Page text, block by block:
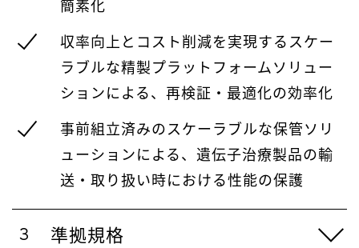
簡素化
収率向上とコスト削減を実現するスケー
ラブルな精製プラットフォームソリュー
ションによる、再検証・最適化の効率化
事前組立済みのスケーラブルな保管ソリ
ューションによる、遺伝子治療製品の輸
送・取り扱い時における性能の保護
準拠規格